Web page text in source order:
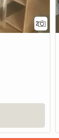
2